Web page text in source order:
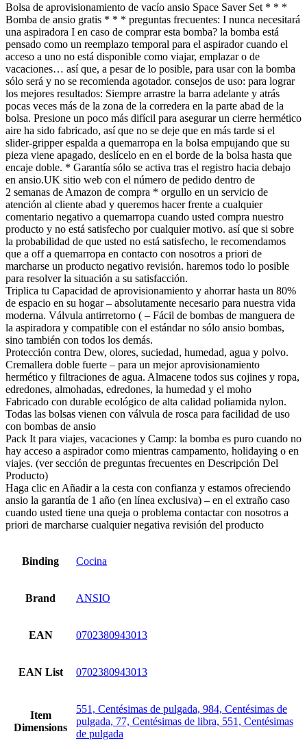
Bolsa de aprovisionamiento de vacío ansio Space Saver Set * * *
Bomba de ansio gratis * * * preguntas frecuentes: I nunca necesitará
una aspiradora I en caso de comprar esta bomba? la bomba está
pensado como un reemplazo temporal para el aspirador cuando el
acceso a uno no está disponible como viajar, emplazar o de
vacaciones… así que, a pesar de lo posible, para usar con la bomba
sólo será y no se recomienda agotador. consejos de uso: para lograr
los mejores resultados: Siempre arrastre la barra adelante y atrás
pocas veces más de la zona de la corredera en la parte abad de la
bolsa. Presione un poco más difícil para asegurar un cierre hermético
aire ha sido fabricado, así que no se deje que en más tarde si el
slider-gripper espalda a quemarropa en la bolsa empujando que su
pieza viene apagado, deslícelo en en el borde de la bolsa hasta que
encaje doble. * Garantía sólo se activa tras el registro hacia debajo
en ansio.UK sitio web con el número de pedido dentro de
2 semanas de Amazon de compra * orgullo en un servicio de
atención al cliente abad y queremos hacer frente a cualquier
comentario negativo a quemarropa cuando usted compra nuestro
producto y no está satisfecho por cualquier motivo. así que si sobre
la probabilidad de que usted no está satisfecho, le recomendamos
que a off a quemarropa en contacto con nosotros a priori de
marcharse un producto negativo revisión. haremos todo lo posible
para resolver la situación a su satisfacción.
Triplica tu Capacidad de aprovisionamiento y ahorrar hasta un 80%
de espacio en su hogar – absolutamente necesario para nuestra vida
moderna. Válvula antirretorno ( – Fácil de bombas de manguera de
la aspiradora y compatible con el estándar no sólo ansio bombas,
sino también con todos los demás.
Protección contra Dew, olores, suciedad, humedad, agua y polvo.
Cremallera doble fuerte – para un mejor aprovisionamiento
hermético y filtraciones de agua. Almacene todos sus cojines y ropa,
edredones, almohadas, edredones, la humedad y el moho
Fabricado con durable ecológico de alta calidad poliamida nylon.
Todas las bolsas vienen con válvula de rosca para facilidad de uso
con bombas de ansio
Pack It para viajes, vacaciones y Camp: la bomba es puro cuando no
hay acceso a aspirador como mientras campamento, holidaying o en
viajes. (ver sección de preguntas frecuentes en Descripción Del
Producto)
Haga clic en Añadir a la cesta con confianza y estamos ofreciendo
ansio la garantía de 1 año (en línea exclusiva) – en el extraño caso
cuando usted tiene una queja o problema contactar con nosotros a
priori de marcharse cualquier negativa revisión del producto
Binding Cocina
Brand ANSIO
EAN 0702380943013
EAN List 0702380943013
Item
Dimensions
551, Centésimas de pulgada, 984, Centésimas de
pulgada, 77, Centésimas de libra, 551, Centésimas
de pulgada